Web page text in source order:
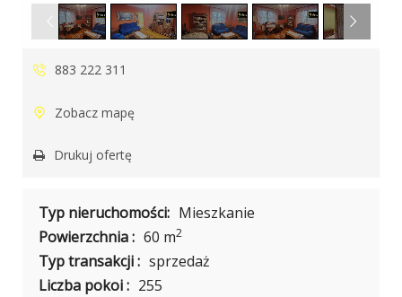
883 222 311
Zobacz mapę
Drukuj ofertę
Typ nieruchomości: Mieszkanie
Powierzchnia : 60 m2
Typ transakcji : sprzedaż
Liczba pokoi : 255